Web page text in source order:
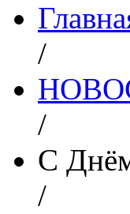
/
/
С
/